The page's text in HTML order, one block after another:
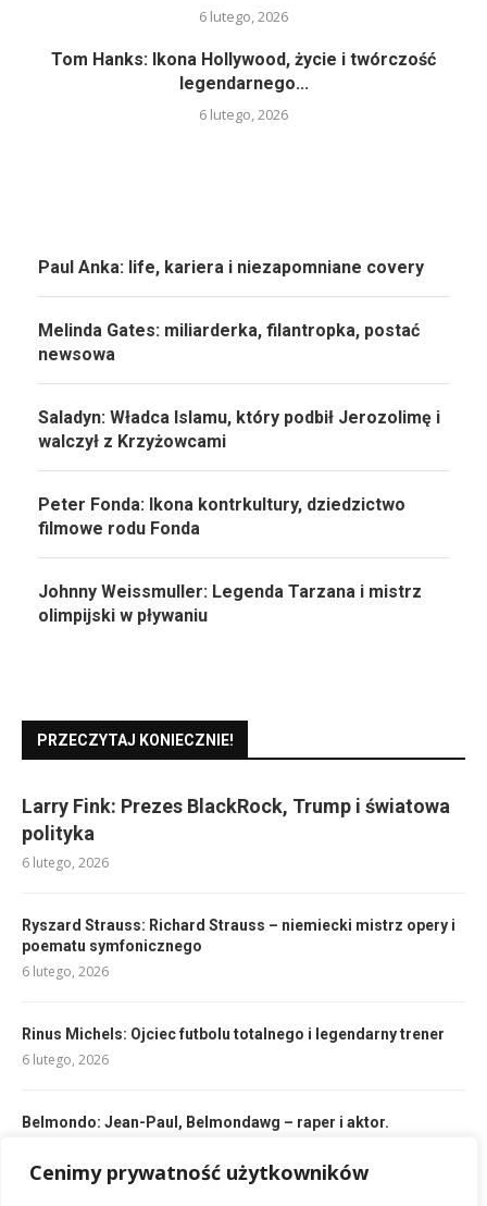
Cenimy prywatność użytkowników
6 lutego, 2026
Tom Hanks: Ikona Hollywood, życie i twórczość
legendarnego...
6 lutego, 2026
Paul Anka: life, kariera i niezapomniane covery
Melinda Gates: miliarderka, filantropka, postać
newsowa
Saladyn: Władca Islamu, który podbił Jerozolimę i
walczył z Krzyżowcami
Peter Fonda: Ikona kontrkultury, dziedzictwo
filmowe rodu Fonda
Johnny Weissmuller: Legenda Tarzana i mistrz
olimpijski w pływaniu
PRZECZYTAJ KONIECZNIE!
Larry Fink: Prezes BlackRock, Trump i światowa
polityka
6 lutego, 2026
Ryszard Strauss: Richard Strauss – niemiecki mistrz opery i
poematu symfonicznego
6 lutego, 2026
Rinus Michels: Ojciec futbolu totalnego i legendarny trener
6 lutego, 2026
Belmondo: Jean-Paul, Belmondawg – raper i aktor.